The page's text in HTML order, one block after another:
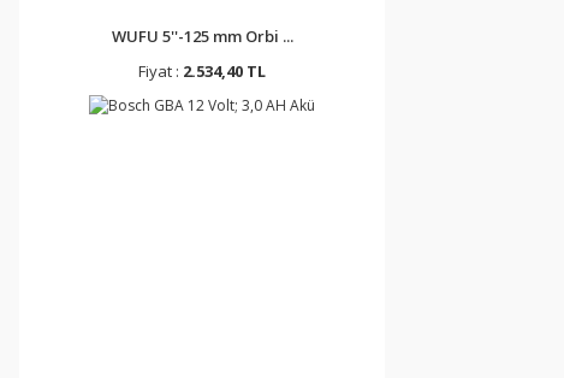
WUFU 5''-125 mm Orbi ...
Fiyat : 2.534,40 TL